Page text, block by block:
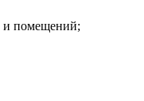
и помещений;